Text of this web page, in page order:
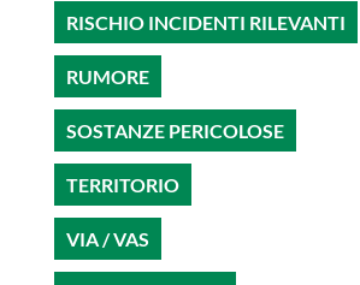
RISCHIO INCIDENTI RILEVANTI
RUMORE
SOSTANZE PERICOLOSE
TERRITORIO
VIA / VAS